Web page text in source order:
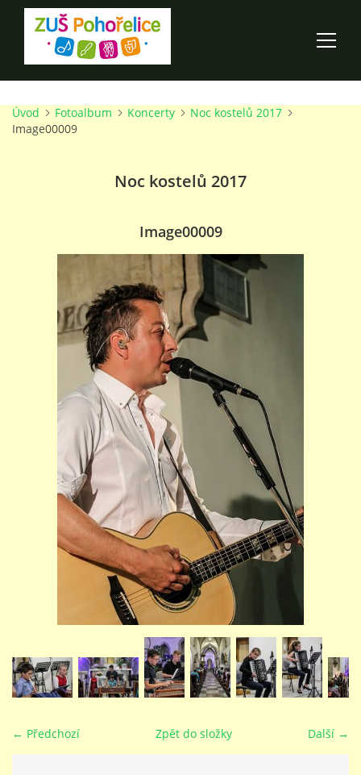
ÚVOD
PRO RODIČE
TALENTOVÉ ZKOUŠKY
STUDIJNÍ OBORY
GALERIE
VIDEA - FILMOVÁ TVORBA
PEDAGOGICKÝ SBOR
DOKUMENTY / KE STAŽENÍ
KURZY
PŘÍMĚSTSKÝ TÁBOR
Úvod Fotoalbum Koncerty
Noc kostelů 2017
Image00009
Noc kostelů 2017
Image00009
← Předchozí Další →
Zpět do složky